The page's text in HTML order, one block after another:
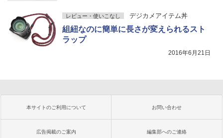
レビュー・使いこなし デジカメアイテム丼
組紐なのに簡単に長さが変えられるスト
ラップ
2016年6月21日
本サイトのご利用について お問い合わせ
広告掲載のご案内 編集部へのご連絡